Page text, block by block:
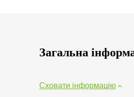
Загальна
Сховати інформацію